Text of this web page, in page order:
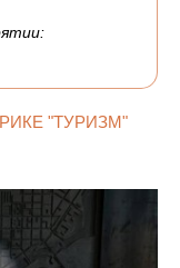
"ТУРИЗМ"